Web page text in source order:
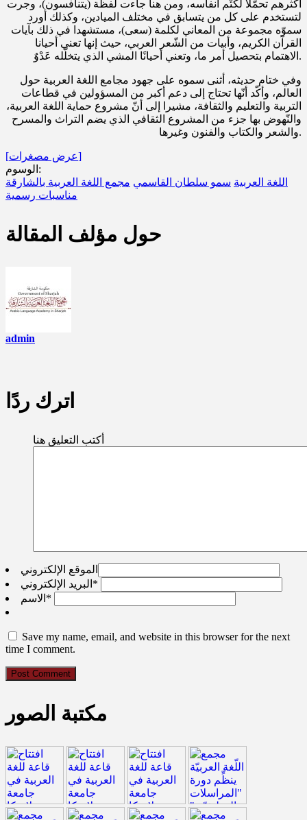
أكثرهم تحمّلاً لكتْم أنفاسه، ومن هنا جاءت لفظة (يتنافسون)، وجرت
لتستخدم على كل من يتسابق في مختلف الميادين، وكذلك أورد
سموّه مجموعة من المعاني لكلمة (سعى)، مستشهدا في ذلك بآيات
القرآن الكريم، وأبيات من الشّعر العربي، حيث إنها تعني أحيانا
الاهتمام بتحصيل أمر ما، وتعني أحيانًا المشي الذي يتخلّله عَدْوٌ.
وفي ختام حديثه، أثنى سموه على جهود مجامع اللغة العربية حول
العالم، وأكّد أنّها تحتاج إلى دعم أكبر من المسؤولين في قطاعات
التربية والتعليم والثقافة، مشيرا إلى أنّ مشروع حماية اللغة العربية،
والنّهوض بها جزء من المشروع الثقافي الذي يضم التراث والمسرح
والشعر والكتاب والفنون وغيرها.
[عرض مصغرات]
الوسوم:
اللغة العربية سمو سلطان القاسمي مجمع اللغة العربية بالشارقة
مناسبات رسمية
حول مؤلف المقالة
admin
اترك ردًا
أكتب التعليق هنا
الموقع الإلكتروني
البريد الإلكتروني *
الاسم *
Save my name, email, and website in this browser for the next
time I comment.
مكتبة الصور